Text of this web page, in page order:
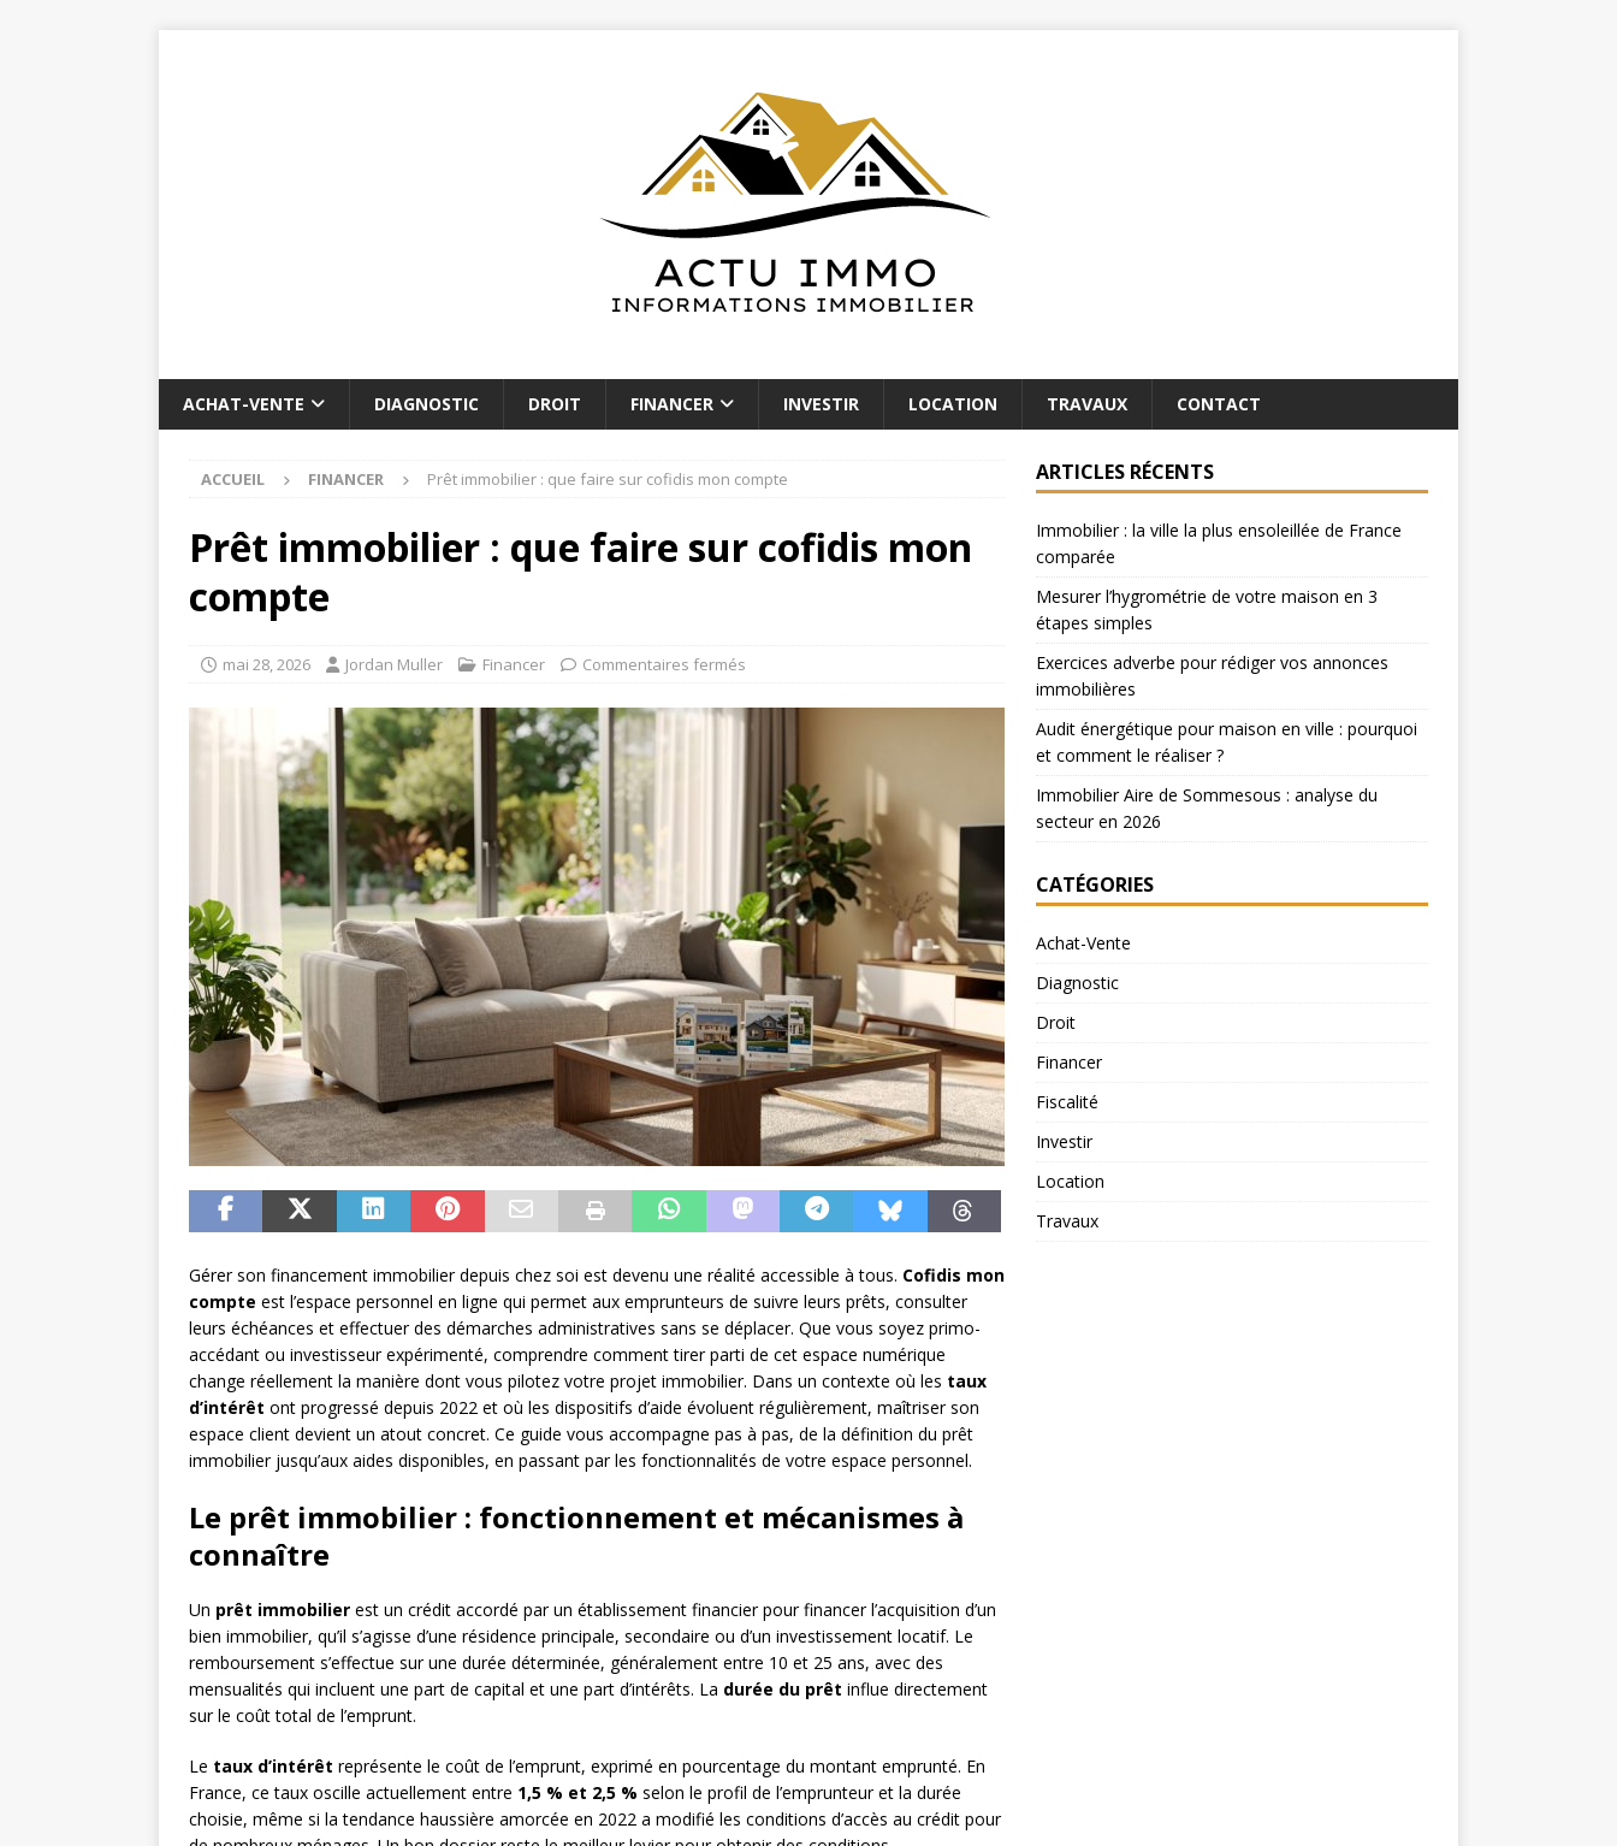
ACHAT-VENTE DIAGNOSTIC DROIT FINANCER INVESTIR LOCATION TRAVAUX CONTACT
ACCUEIL FINANCER Prêt immobilier : que faire sur cofidis mon compte
Prêt immobilier : que faire sur cofidis mon
compte
mai 28, 2026 Jordan Muller Financer Commentaires fermés
Gérer son financement immobilier depuis chez soi est devenu une réalité accessible à tous. Cofidis mon
compte est l’espace personnel en ligne qui permet aux emprunteurs de suivre leurs prêts, consulter
leurs échéances et effectuer des démarches administratives sans se déplacer. Que vous soyez primo-
accédant ou investisseur expérimenté, comprendre comment tirer parti de cet espace numérique
change réellement la manière dont vous pilotez votre projet immobilier. Dans un contexte où les taux
d’intérêt ont progressé depuis 2022 et où les dispositifs d’aide évoluent régulièrement, maîtriser son
espace client devient un atout concret. Ce guide vous accompagne pas à pas, de la définition du prêt
immobilier jusqu’aux aides disponibles, en passant par les fonctionnalités de votre espace personnel.
Le prêt immobilier : fonctionnement et mécanismes à
connaître
Un prêt immobilier est un crédit accordé par un établissement financier pour financer l’acquisition d’un
bien immobilier, qu’il s’agisse d’une résidence principale, secondaire ou d’un investissement locatif. Le
remboursement s’effectue sur une durée déterminée, généralement entre 10 et 25 ans, avec des
mensualités qui incluent une part de capital et une part d’intérêts. La durée du prêt influe directement
sur le coût total de l’emprunt.
Le taux d’intérêt représente le coût de l’emprunt, exprimé en pourcentage du montant emprunté. En
France, ce taux oscille actuellement entre 1,5 % et 2,5 % selon le profil de l’emprunteur et la durée
choisie, même si la tendance haussière amorcée en 2022 a modifié les conditions d’accès au crédit pour
ARTICLES RÉCENTS
Immobilier : la ville la plus ensoleillée de France
comparée
Mesurer l’hygrométrie de votre maison en 3
étapes simples
Exercices adverbe pour rédiger vos annonces
immobilières
Audit énergétique pour maison en ville : pourquoi
et comment le réaliser ?
Immobilier Aire de Sommesous : analyse du
secteur en 2026
CATÉGORIES
Achat-Vente
Diagnostic
Droit
Financer
Fiscalité
Investir
Location
Travaux